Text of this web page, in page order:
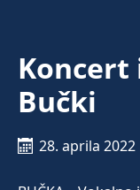
Koncert
Bučki
28. aprila 2022